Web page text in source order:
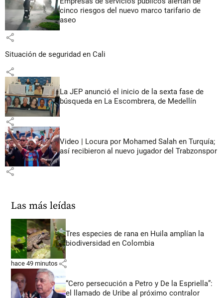
cinco riesgos del nuevo marco tarifario de
aseo
share
Situación de seguridad en Cali
share
La JEP anunció el inicio de la sexta fase de
búsqueda en La Escombrera, de Medellín
share
Video | Locura por Mohamed Salah en Turquía;
así recibieron al nuevo jugador del Trabzonspor
share
Las más leídas
Tres especies de rana en Huila amplían la
biodiversidad en Colombia
hace 49 minutos share
“Cero persecución a Petro y De la Espriella”:
el llamado de Uribe al próximo contralor